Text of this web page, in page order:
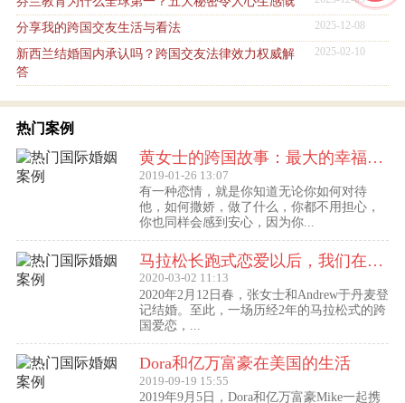
分享我的跨国交友生活与看法 2025-12-08
新西兰结婚国内承认吗？跨国交友法律效力权威解
答
2025-02-10
热门案例
黄女士的跨国故事：最大的幸福便是有一个白马王子一直默默等着自己
2019-01-26 13:07
有一种恋情，就是你知道无论你如何对待
他，如何撒娇，做了什么，你都不用担心，
你也同样会感到安心，因为你...
马拉松长跑式恋爱以后，我们在丹麦登记结婚了
2020-03-02 11:13
2020年2月12日春，张女士和Andrew于丹麦登
记结婚。至此，一场历经2年的马拉松式的跨
国爱恋，...
Dora和亿万富豪在美国的生活
2019-09-19 15:55
2019年9月5日，Dora和亿万富豪Mike一起携